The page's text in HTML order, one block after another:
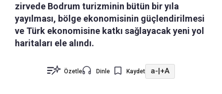
zirvede Bodrum turizminin bütün bir yıla
yayılması, bölge ekonomisinin güçlendirilmesi
ve Türk ekonomisine katkı sağlayacak yeni yol
haritaları ele alındı.
Özetle Dinle Kaydet a- +A